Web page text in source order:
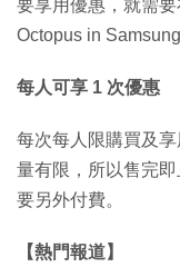
要享用優惠，就需
Octopus in
每人可享 1 次優惠
每次每人限購買及
量有限，所以售完
要另外付費。
【熱門報道】